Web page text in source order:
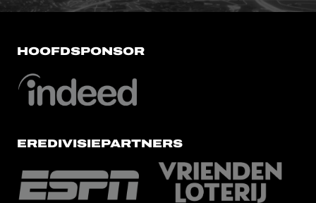
HOOFDSPONSOR
EREDIVISIEPARTNERS